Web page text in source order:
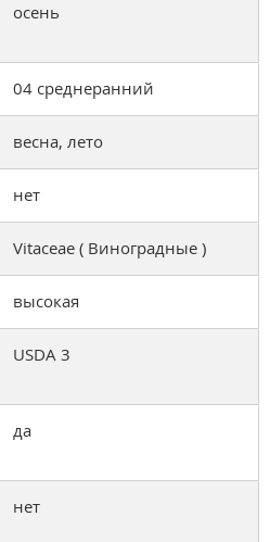
осень
04 среднеранний
весна, лето
нет
Vitaceae ( Виноградные )
высокая
USDA 3
да
нет